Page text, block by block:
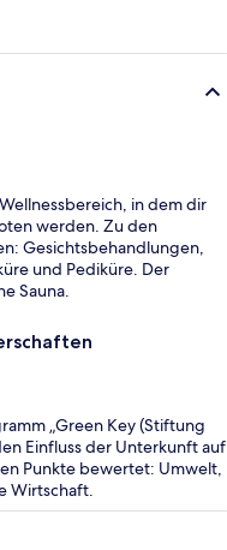
in dem dir
werden. Zu den
Gesichtsbehandlungen,
und Pediküre. Der
Sauna.
„Green Key (Stiftung
Einfluss der Unterkunft auf
Punkte bewertet: Umwelt,
Wirtschaft.